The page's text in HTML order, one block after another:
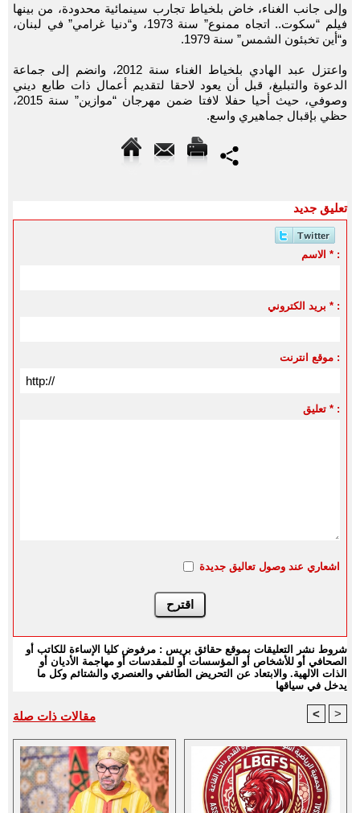
وإلى جانب الغناء، خاض بلخياط تجارب سينمائية محدودة، من بينها
فيلم “سكوت.. اتجاه ممنوع” سنة 1973، و“دنيا غرامي” في لبنان،
و“أين تخبئون الشمس” سنة 1979.
واعتزل عبد الهادي بلخياط الغناء سنة 2012، وانضم إلى جماعة
الدعوة والتبليغ، قبل أن يعود لاحقا لتقديم أعمال ذات طابع ديني
وصوفي، حيث أحيا حفلا لافتا ضمن مهرجان “موازين” سنة 2015،
حظي بإقبال جماهيري واسع.
تعليق جديد
الاسم * :
بريد الكتروني * :
موقع انترنت :
تعليق * :
اشعاري عند وصول تعاليق جديدة
شروط نشر التعليقات بموقع حقائق بريس : مرفوض كليا الإساءة للكاتب أو
الصحافي أو للأشخاص أو المؤسسات أو للمقدسات أو مهاجمة الأديان أو
الذات الالهية. والابتعاد عن التحريض الطائفي والعنصري والشتائم وكل ما
يدخل في سياقها
مقالات ذات صلة < >